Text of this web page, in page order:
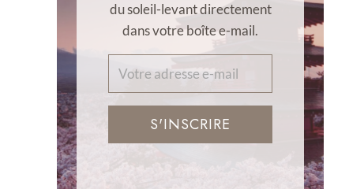
du soleil-levant directement
dans votre boîte e-mail.
S'INSCRIRE